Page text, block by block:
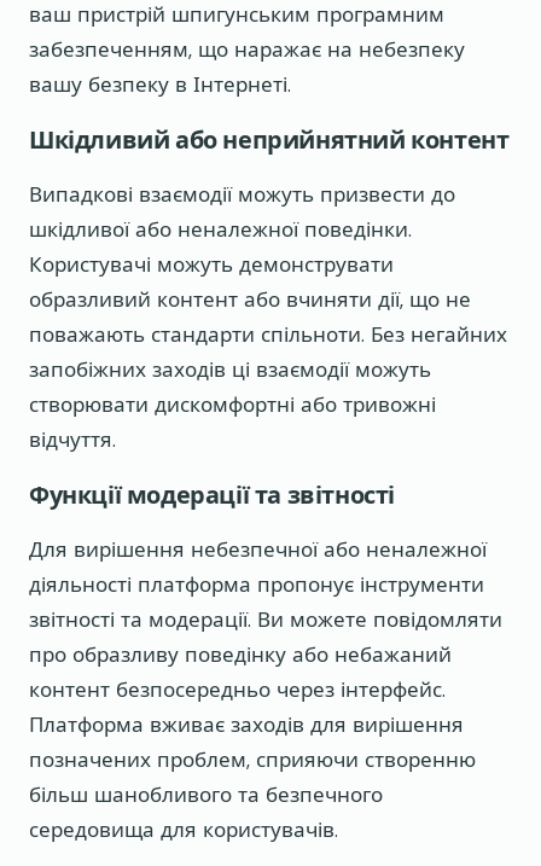
ваш пристрій шпигунським програмним
забезпеченням, що наражає на небезпеку
вашу безпеку в Інтернеті.
Шкідливий або неприйнятний контент
Випадкові взаємодії можуть призвести до
шкідливої або неналежної поведінки.
Користувачі можуть демонструвати
образливий контент або вчиняти дії, що не
поважають стандарти спільноти. Без негайних
запобіжних заходів ці взаємодії можуть
створювати дискомфортні або тривожні
відчуття.
Функції модерації та звітності
Для вирішення небезпечної або неналежної
діяльності платформа пропонує інструменти
звітності та модерації. Ви можете повідомляти
про образливу поведінку або небажаний
контент безпосередньо через інтерфейс.
Платформа вживає заходів для вирішення
позначених проблем, сприяючи створенню
більш шанобливого та безпечного
середовища для користувачів.